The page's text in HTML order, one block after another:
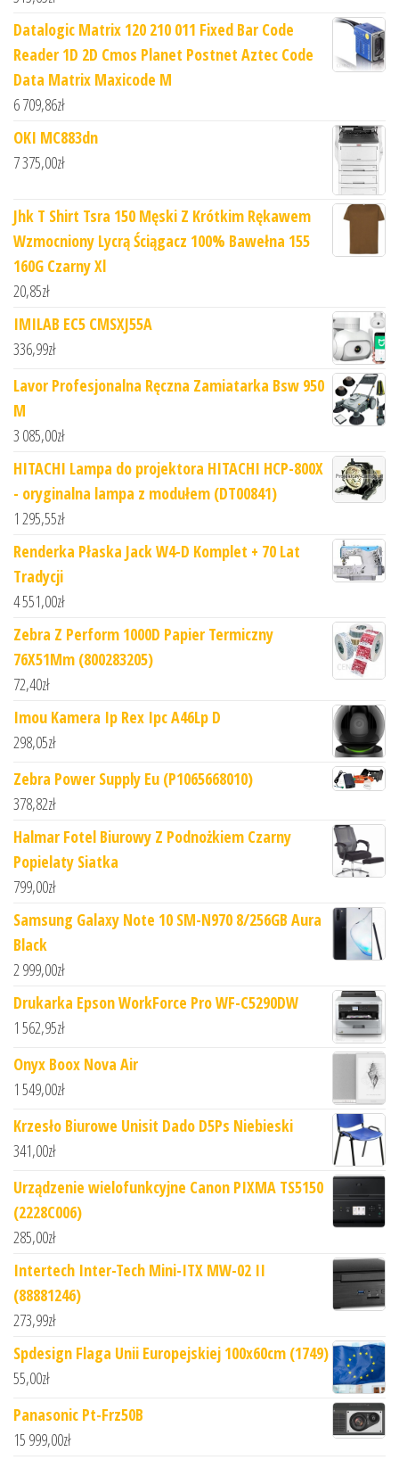
Datalogic Matrix 120 210 011 Fixed Bar Code
Reader 1D 2D Cmos Planet Postnet Aztec Code
Data Matrix Maxicode M
6 709,86zł
OKI MC883dn
7 375,00zł
Jhk T Shirt Tsra 150 Męski Z Krótkim Rękawem
Wzmocniony Lycrą Ściągacz 100% Bawełna 155
160G Czarny Xl
20,85zł
IMILAB EC5 CMSXJ55A
336,99zł
Lavor Profesjonalna Ręczna Zamiatarka Bsw 950
M
3 085,00zł
HITACHI Lampa do projektora HITACHI HCP-800X
- oryginalna lampa z modułem (DT00841)
1 295,55zł
Renderka Płaska Jack W4-D Komplet + 70 Lat
Tradycji
4 551,00zł
Zebra Z Perform 1000D Papier Termiczny
76X51Mm (800283205)
72,40zł
Imou Kamera Ip Rex Ipc A46Lp D
298,05zł
Zebra Power Supply Eu (P1065668010)
378,82zł
Halmar Fotel Biurowy Z Podnożkiem Czarny
Popielaty Siatka
799,00zł
Samsung Galaxy Note 10 SM-N970 8/256GB Aura
Black
2 999,00zł
Drukarka Epson WorkForce Pro WF-C5290DW
1 562,95zł
Onyx Boox Nova Air
1 549,00zł
Krzesło Biurowe Unisit Dado D5Ps Niebieski
341,00zł
Urządzenie wielofunkcyjne Canon PIXMA TS5150
(2228C006)
285,00zł
Intertech Inter-Tech Mini-ITX MW-02 II
(88881246)
273,99zł
Spdesign Flaga Unii Europejskiej 100x60cm (1749)
55,00zł
Panasonic Pt-Frz50B
15 999,00zł